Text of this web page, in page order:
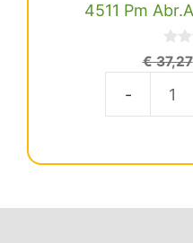
4511 Pm
0
d
5
€37,27